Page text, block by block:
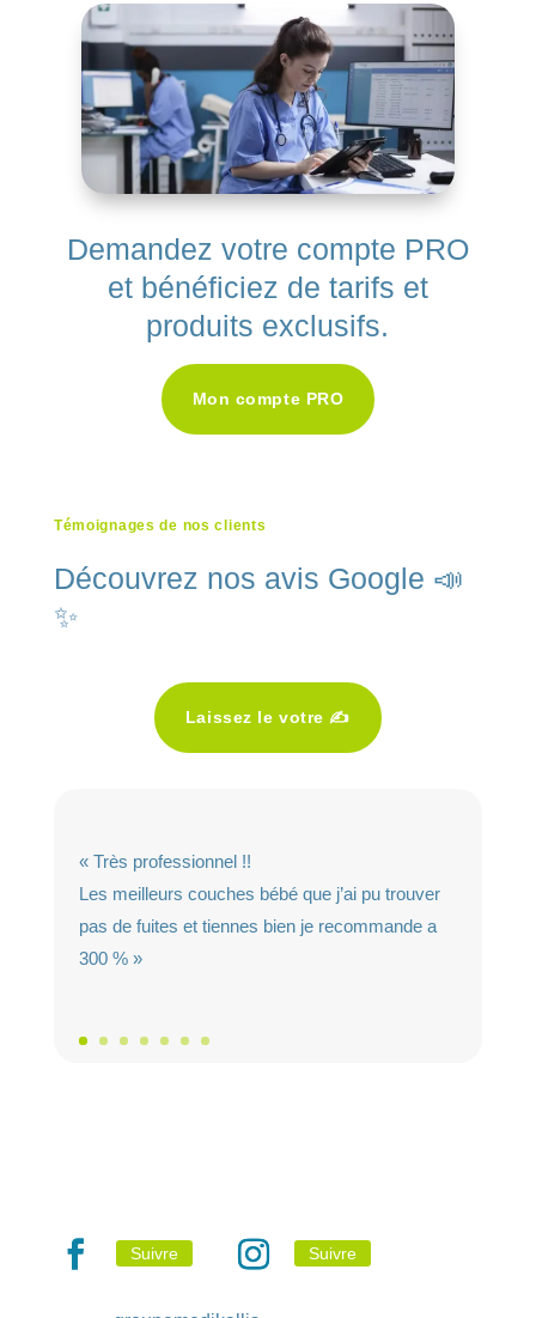
Demandez votre compte PRO
et bénéficiez de tarifs et
produits exclusifs.
Mon compte PRO
Témoignages de nos clients
Découvrez nos avis Google 📣
✨
Laissez le votre ✍️
« Très professionnel !!
Les meilleurs couches bébé que j’ai pu trouver
pas de fuites et tiennes bien je recommande a
300 % »
Suivre Suivre